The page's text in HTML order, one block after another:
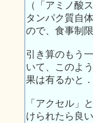
（「アミノ酸
タンパク質自
ので、食事制
引き算のもう
いて、このよ
果は有るかと
「アクセル」
けられたら良